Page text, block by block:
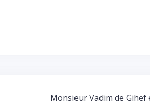
Monsieur Vadim de